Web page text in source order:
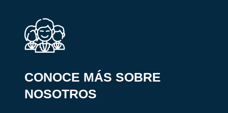
CONOCE MÁS SOBRE
NOSOTROS